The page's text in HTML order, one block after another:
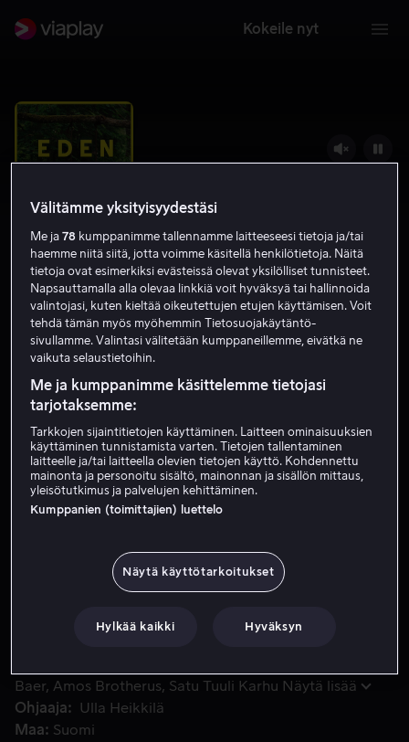
Kokeile nyt
Eden
6.1 Draama 2020
HD
Vuokraa 4,99 €
Osta 8,99 €
Itsevarma älykkö Aliisa, seurueensa keskipiste Jenna ja
hiljainen Panu joutuvat leirillä vastatusten itsensä,
Baer Amos Brotherus Satu Tuuli Karhu Näytä lisää
Ohjaaja
Ulla Heikkilä
Maa
Suomi
Välitämme yksityisyydestäsi
Me ja78 kumppanimme tallennamme laitteeseesi tietoja ja/tai
haemme niitä siitä, jotta voimme käsitellä henkilötietoja. Näitä
tietoja ovat esimerkiksi evästeissä olevat yksilölliset tunnisteet.
Napsauttamalla alla olevaa linkkiä voit hyväksyä tai hallinnoida
valintojasi, kuten kieltää oikeutettujen etujen käyttämisen. Voit
tehdä tämän myös myöhemmin Tietosuojakäytäntö-
sivullamme. Valintasi välitetään kumppaneillemme, eivätkä ne
vaikuta selaustietoihin.
Me ja kumppanimme käsittelemme tietojasi
tarjotaksemme:
Tarkkojen sijaintitietojen käyttäminen. Laitteen ominaisuuksien
käyttäminen tunnistamista varten. Tietojen tallentaminen
laitteelle ja/tai laitteella olevien tietojen käyttö. Kohdennettu
mainonta ja personoitu sisältö, mainonnan ja sisällön mittaus,
yleisötutkimus ja palvelujen kehittäminen.
Kumppanien (toimittajien) luettelo
Näytä käyttötarkoitukset
Hylkää kaikki Hyväksyn